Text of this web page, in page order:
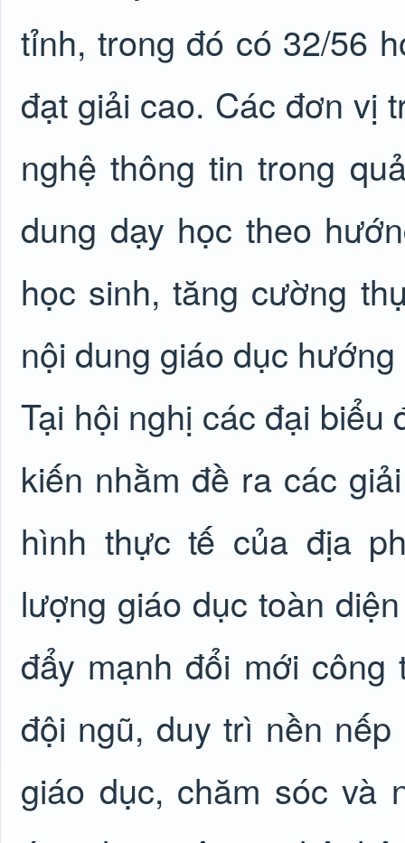
tỉnh, trong đó có 32/56
đạt giải cao. Các đơn vị
nghệ thông tin trong
dung dạy học theo
học sinh, tăng cường
nội dung giáo dục
Tại hội nghị các đại biểu
kiến nhằm đề ra các
hình thực tế của địa
lượng giáo dục toàn
đẩy mạnh đổi mới
đội ngũ, duy trì nền
giáo dục, chăm sóc và